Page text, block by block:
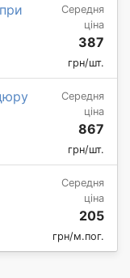
Середня
ціна
387
грн/шт.
Середня
ціна
867
грн/шт.
Середня
ціна
205
грн/м.пог.